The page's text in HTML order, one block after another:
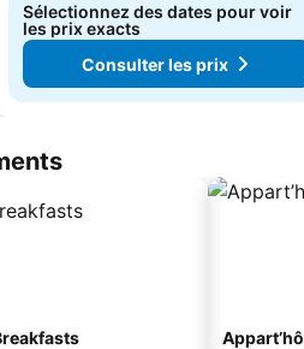
Sélectionnez des dates pour voir
les prix exacts
Consulter les prix